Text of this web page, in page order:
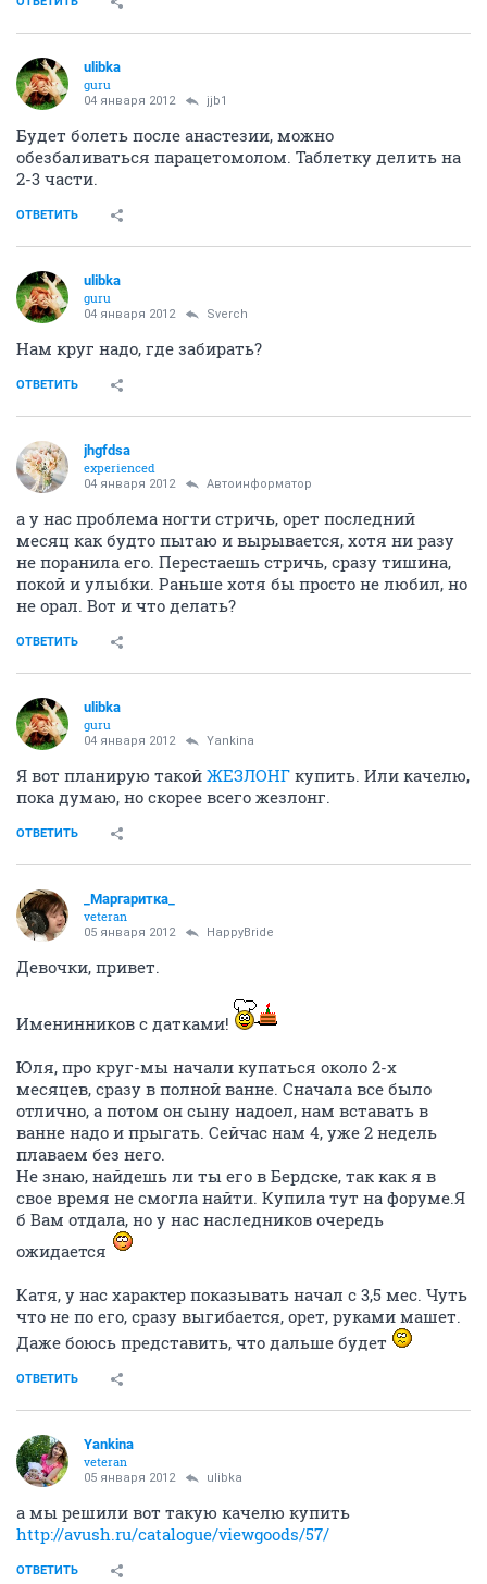
ulibka
guru
04 января 2012 jjb1
Будет болеть после анастезии, можно
обезбаливаться парацетомолом. Таблетку делить на
2-3 части.
ОТВЕТИТЬ
ulibka
guru
04 января 2012 Sverch
Нам круг надо, где забирать?
ОТВЕТИТЬ
jhgfdsa
experienced
04 января 2012 Автоинформатор
а у нас проблема ногти стричь, орет последний
месяц как будто пытаю и вырывается, хотя ни разу
не поранила его. Перестаешь стричь, сразу тишина,
покой и улыбки. Раньше хотя бы просто не любил, но
не орал. Вот и что делать?
ОТВЕТИТЬ
ulibka
guru
04 января 2012 Yankina
Я вот планирую такой ЖЕЗЛОНГ купить. Или качелю,
пока думаю, но скорее всего жезлонг.
ОТВЕТИТЬ
_Маргаритка_
veteran
05 января 2012 HappyBride
Девочки, привет.
Именинников с датками!
Юля, про круг-мы начали купаться около 2-х
месяцев, сразу в полной ванне. Сначала все было
отлично, а потом он сыну надоел, нам вставать в
ванне надо и прыгать. Сейчас нам 4, уже 2 недель
плаваем без него.
Не знаю, найдешь ли ты его в Бердске, так как я в
свое время не смогла найти. Купила тут на форуме.Я
б Вам отдала, но у нас наследников очередь
ожидается
Катя, у нас характер показывать начал с 3,5 мес. Чуть
что не по его, сразу выгибается, орет, руками машет.
Даже боюсь представить, что дальше будет
ОТВЕТИТЬ
Yankina
veteran
05 января 2012 ulibka
а мы решили вот такую качелю купить
http://avush.ru/catalogue/viewgoods/57/
ОТВЕТИТЬ